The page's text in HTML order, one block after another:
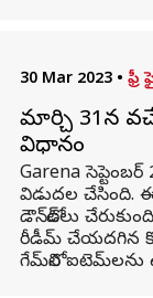
30 Mar 2023 • ఫ్రీ
మార్చి 31న
విధానం
Garena
విడుదల చేసింది.
డౌన్‌లోడ్‌లు
రీడీమ్ చేయదగిన
గేమ్‌లోని ఐటెమ్‌లను